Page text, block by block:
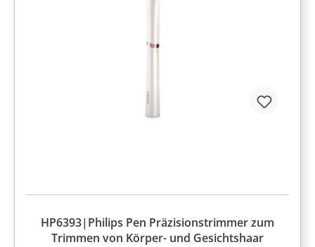
HP6393|Philips Pen Präzisionstrimmer zum
Trimmen von Körper- und Gesichtshaar